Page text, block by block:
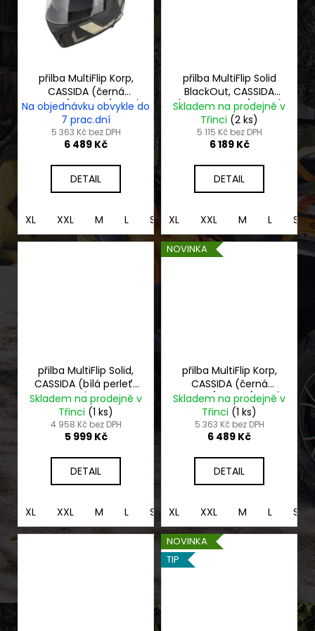
přilba MultiFlip Korp,
CASSIDA (černá
matná/písková/khaki)
2026
Na objednávku obvykle do
7 prac.dní
5 363 Kč bez DPH
6 489 Kč
DETAIL
XL XXL M L S XS
přilba MultiFlip Solid
BlackOut, CASSIDA
(černá matná/černá)
2026
Skladem na prodejně v
Třinci (2 ks)
5 115 Kč bez DPH
6 189 Kč
DETAIL
XL XXL M L S
přilba MultiFlip Solid,
CASSIDA (bílá perleť/
černá) 2026
Skladem na prodejně v
Třinci (1 ks)
4 958 Kč bez DPH
5 999 Kč
DETAIL
XL XXL M L S XS
NOVINKA
přilba MultiFlip Korp,
CASSIDA (černá
matná/zelená/šedá)
2026
Skladem na prodejně v
Třinci (1 ks)
5 363 Kč bez DPH
6 489 Kč
DETAIL
XL XXL M L S
NOVINKA
TIP